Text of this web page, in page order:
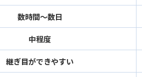
数時間〜数日
中程度
継ぎ目ができやすい